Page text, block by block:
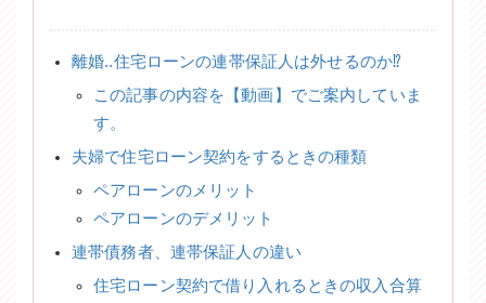
離婚..住宅ローンの連帯保証人は外せるのか⁉
この記事の内容を【動画】でご案内していま
す。
夫婦で住宅ローン契約をするときの種類
ペアローンのメリット
ペアローンのデメリット
連帯債務者、連帯保証人の違い
住宅ローン契約で借り入れるときの収入合算